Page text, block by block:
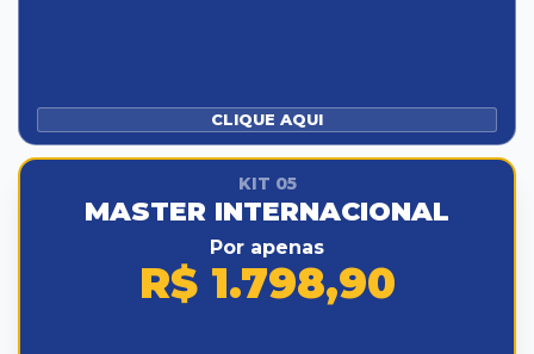
CLIQUE AQUI
KIT 05
MASTER INTERNACIONAL
Por apenas
R$ 1.798,90